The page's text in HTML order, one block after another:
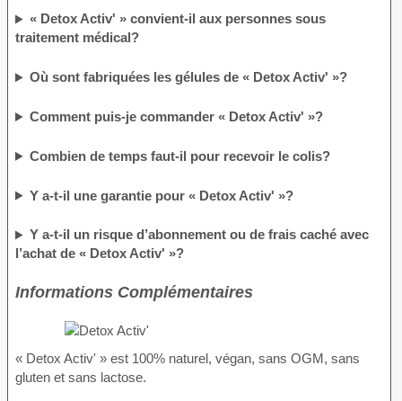
« Detox Activ' » convient-il aux personnes sous
traitement médical?
Où sont fabriquées les gélules de « Detox Activ' »?
Comment puis-je commander « Detox Activ' »?
Combien de temps faut-il pour recevoir le colis?
Y a-t-il une garantie pour « Detox Activ' »?
Y a-t-il un risque d’abonnement ou de frais caché avec
l’achat de « Detox Activ' »?
Informations Complémentaires
« Detox Activ' » est 100% naturel, végan, sans OGM, sans
gluten et sans lactose.